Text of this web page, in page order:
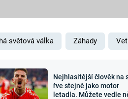
MARS
Záhady a
světová válka Záhady
Nejhlasitější člověk na
řve stejně jako motor
letadla. Můžete vedle